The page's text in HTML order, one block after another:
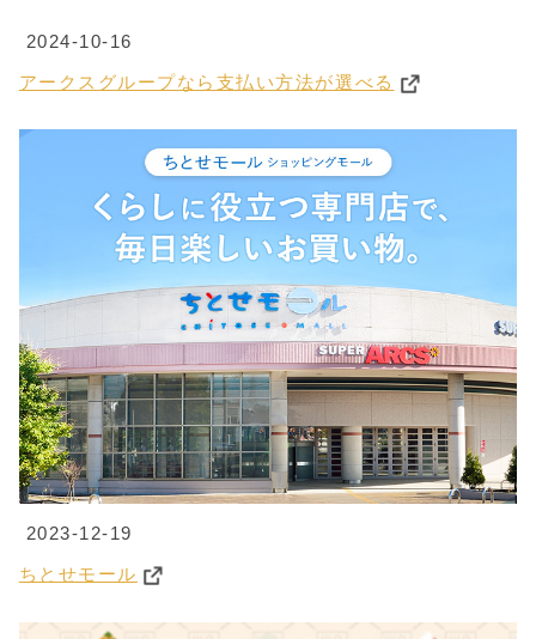
2024-10-16
アークスグループなら支払い方法が選べる
2023-12-19
ちとせモール